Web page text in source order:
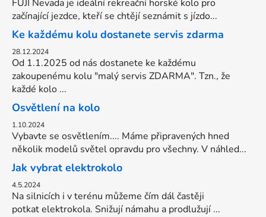
FUJI Nevada je ideální rekreační horské kolo pro
začínající jezdce, kteří se chtějí seznámit s jízdo...
Ke každému kolu dostanete servis zdarma
28.12.2024
Od 1.1.2025 od nás dostanete ke každému
zakoupenému kolu "malý servis ZDARMA". Tzn., že
každé kolo ...
Osvětlení na kolo
1.10.2024
Vybavte se osvětlením.... Máme připravených hned
několik modelů světel opravdu pro všechny. V náhled...
Jak vybrat elektrokolo
4.5.2024
Na silnicích i v terénu můžeme čím dál častěji
potkat elektrokola. Snižují námahu a prodlužují ...